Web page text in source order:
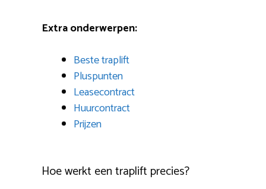
Extra onderwerpen:
Beste traplift
Pluspunten
Leasecontract
Huurcontract
Prijzen
Hoe werkt een traplift precies?